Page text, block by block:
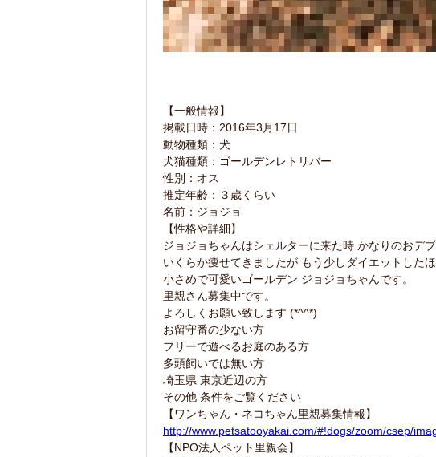
【一般情報】
掲載日時：2016年3月17日
動物種類：犬
犬猫種類：ゴールデンレトリバー
性別：オス
推定年齢：３歳くらい
名前：ジョジョ
【性格や詳細】
ジョジョちゃんはシェルターに来た時 かなりのおデブ
いくらか痩せてきましたが もう少しダイエットした
小さめで可愛いゴールデン ジョジョちゃんです。
里親さん募集中です。
よろしくお願い致します (*^^*)
お留守番の少ない方
フリーで遊べるお庭のある方
多頭飼いでは無い方
埼玉県 東京近辺の方
その他 条件をご覧ください
【ワンちゃん・ネコちゃん里親募集情報】
http://www.petsatooyakai.com/#!dogs/zoom/csep/
【NPO法人ペット里親会】